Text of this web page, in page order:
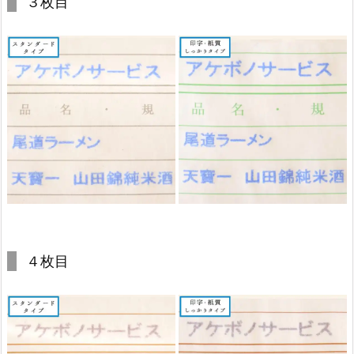
４枚目